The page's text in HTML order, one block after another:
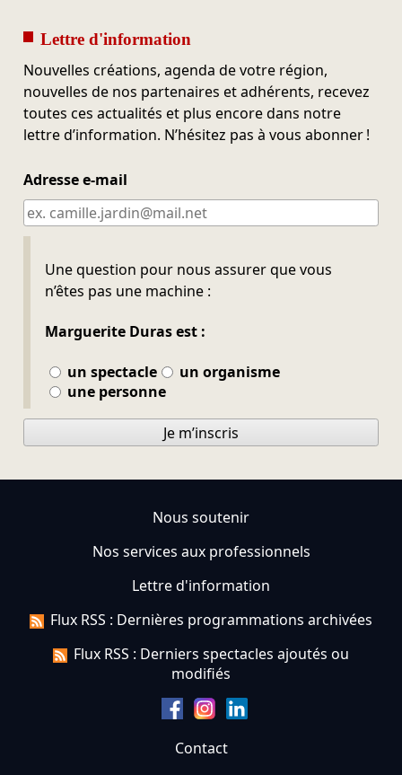
Lettre d'information
Nouvelles créations, agenda de votre région,
nouvelles de nos partenaires et adhérents, recevez
toutes ces actualités et plus encore dans notre
lettre d’information. N’hésitez pas à vous abonner !
Adresse e-mail
Une question pour nous assurer que vous
n’êtes pas une machine :
Marguerite Duras est :
un spectacle
un organisme
une personne
Ne pas remplir
Je m’inscris
Nous soutenir
Nos services aux professionnels
Lettre d'information
Flux RSS : Dernières programmations archivées
Flux RSS : Derniers spectacles ajoutés ou
modifiés
Contact